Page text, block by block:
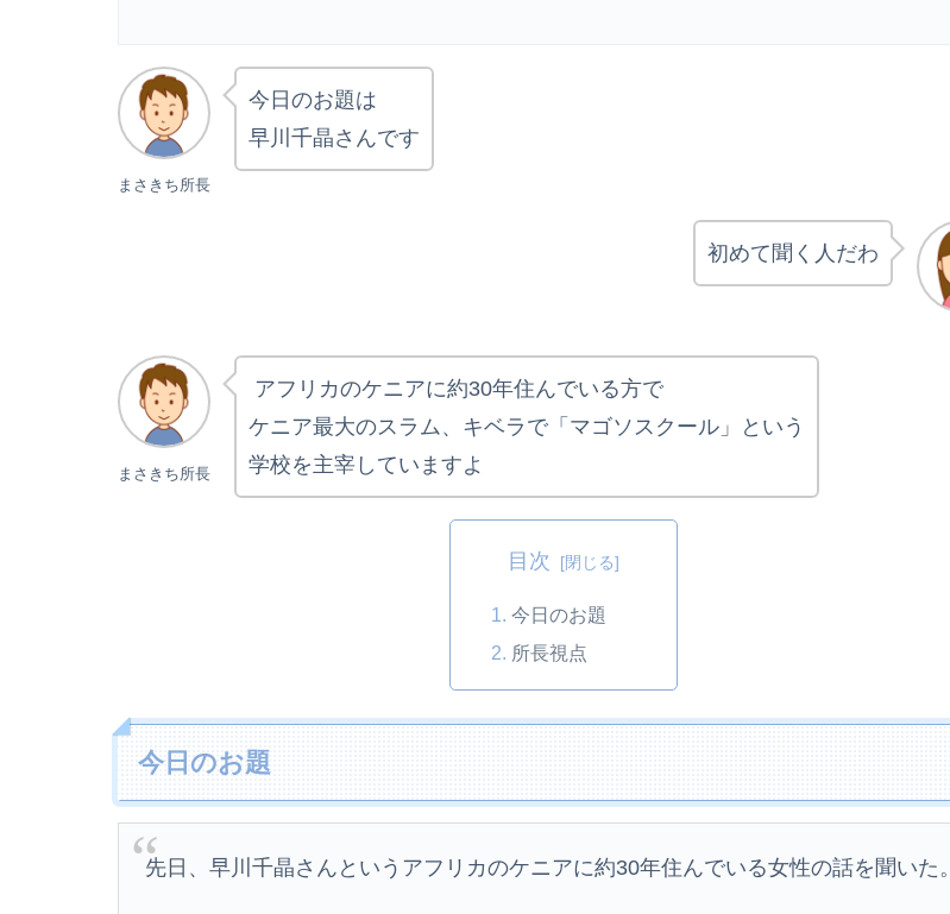
まさきち所長
今日のお題は
早川千晶さんです
初めて聞く人だわ
まさきち所長
​アフリカのケニアに約30年住んでいる方で
ケニア最大のスラム、キベラで「マゴソスクール」という
学校を主宰していますよ
目次
今日のお題
所長視点
今日のお題
先日、早川千晶さんというアフリカのケニアに約30年住んでいる女性の話を聞いた。